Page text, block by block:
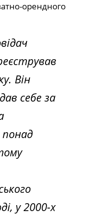
орендного
Він
себе за
понад
у 2000-х